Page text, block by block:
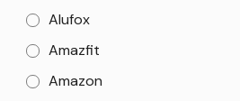
Alufox
Amazfit
Amazon